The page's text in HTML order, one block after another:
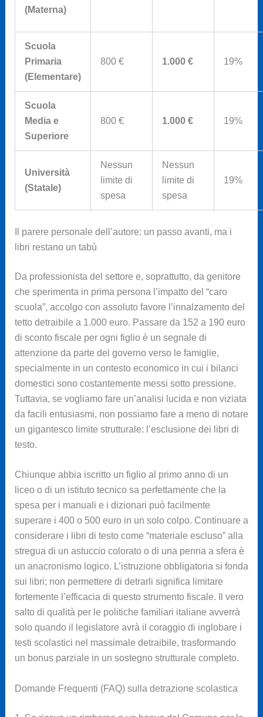
(Materna)
Scuola
Primaria
(Elementare)
800 € 1.000 € 19%
Scuola
Media e
Superiore
800 € 1.000 € 19%
Università
(Statale)
Nessun
limite di
spesa
Nessun
limite di
spesa
19%
Il parere personale dell’autore: un passo avanti, ma i
libri restano un tabù
Da professionista del settore e, soprattutto, da genitore
che sperimenta in prima persona l’impatto del “caro
scuola”, accolgo con assoluto favore l’innalzamento del
tetto detraibile a 1.000 euro. Passare da 152 a 190 euro
di sconto fiscale per ogni figlio è un segnale di
attenzione da parte del governo verso le famiglie,
specialmente in un contesto economico in cui i bilanci
domestici sono costantemente messi sotto pressione.
Tuttavia, se vogliamo fare un’analisi lucida e non viziata
da facili entusiasmi, non possiamo fare a meno di notare
un gigantesco limite strutturale: l’esclusione dei libri di
testo.
Chiunque abbia iscritto un figlio al primo anno di un
liceo o di un istituto tecnico sa perfettamente che la
spesa per i manuali e i dizionari può facilmente
superare i 400 o 500 euro in un solo colpo. Continuare a
considerare i libri di testo come “materiale escluso” alla
stregua di un astuccio colorato o di una penna a sfera è
un anacronismo logico. L’istruzione obbligatoria si fonda
sui libri; non permettere di detrarli significa limitare
fortemente l’efficacia di questo strumento fiscale. Il vero
salto di qualità per le politiche familiari italiane avverrà
solo quando il legislatore avrà il coraggio di inglobare i
testi scolastici nel massimale detraibile, trasformando
un bonus parziale in un sostegno strutturale completo.
Domande Frequenti (FAQ) sulla detrazione scolastica